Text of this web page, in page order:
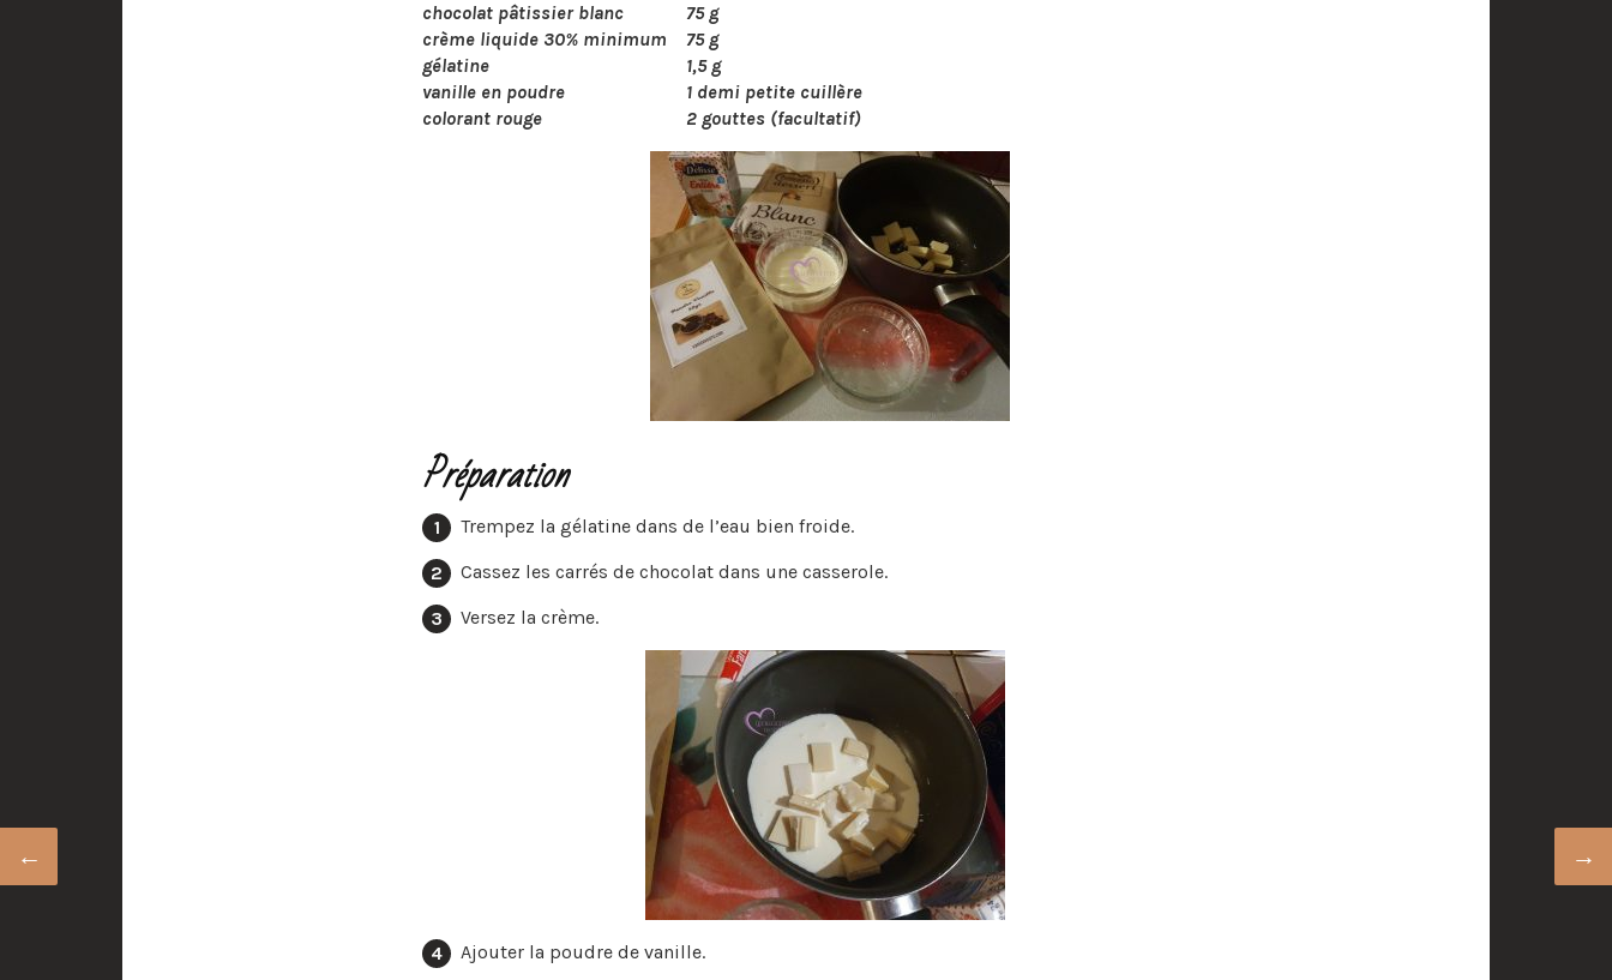
chocolat pâtissier blanc
75 g
crème liquide 30% minimum
75 g
gélatine
1,5 g
vanille en poudre
1 demi petite cuillère
colorant rouge
2 gouttes (facultatif)
Préparation
Trempez la gélatine dans de l’eau bien froide.
Cassez les carrés de chocolat dans une casserole.
Versez la crème.
Ajouter la poudre de vanille.